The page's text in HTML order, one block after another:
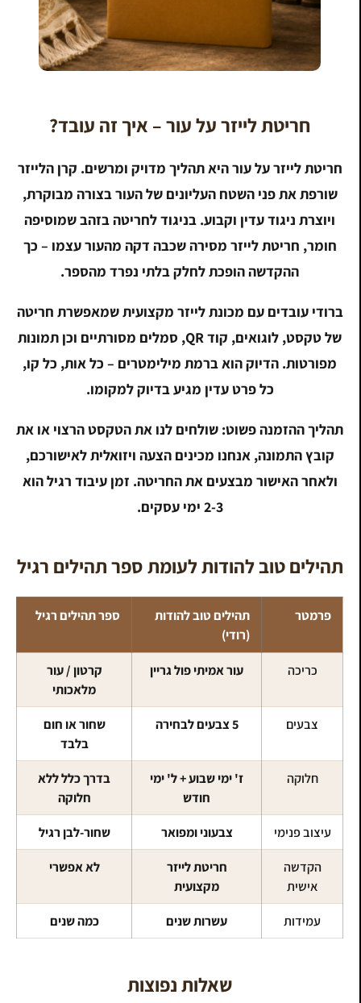
חריטת לייזר על עור – איך זה עובד?
חריטת לייזר על עור היא תהליך מדויק ומרשים. קרן הלייזר
שורפת את פני השטח העליונים של העור בצורה מבוקרת,
ויוצרת ניגוד עדין וקבוע. בניגוד לחריטה בזהב שמוסיפה
חומר, חריטת לייזר מסירה שכבה דקה מהעור עצמו – כך
ההקדשה הופכת לחלק בלתי נפרד מהספר.
ברודי עובדים עם מכונת לייזר מקצועית שמאפשרת חריטה
של טקסט, לוגואים, קוד QR, סמלים מסורתיים וכן תמונות
מפורטות. הדיוק הוא ברמת מילימטרים – כל אות, כל קו,
כל פרט עדין מגיע בדיוק למקומו.
תהליך ההזמנה פשוט: שולחים לנו את הטקסט הרצוי או את
קובץ התמונה, אנחנו מכינים הצעה ויזואלית לאישורכם,
ולאחר האישור מבצעים את החריטה. זמן עיבוד רגיל הוא
2-3 ימי עסקים.
תהילים טוב להודות לעומת ספר תהילים רגיל
פרמטר
תהילים טוב להודות
(רודי)
ספר תהילים רגיל
כריכה עור אמיתי פול גריין
קרטון / עור
מלאכותי
צבעים
5 צבעים לבחירה
שחור או חום
בלבד
חלוקה
ז' ימי שבוע + ל' ימי
חודש
בדרך כלל ללא
חלוקה
עיצוב פנימי
צבעוני ומפואר
שחור-לבן רגיל
הקדשה
אישית
חריטת לייזר
מקצועית
לא אפשרי
עמידות עשרות שנים כמה שנים
שאלות נפוצות